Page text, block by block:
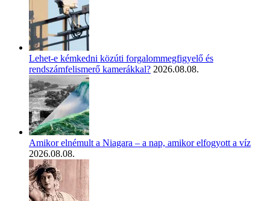
Lehet-e kémkedni közúti forgalommegfigyelő és
rendszámfelismerő kamerákkal? 2026.08.08.
Amikor elnémult a Niagara – a nap, amikor elfogyott a víz
2026.08.08.